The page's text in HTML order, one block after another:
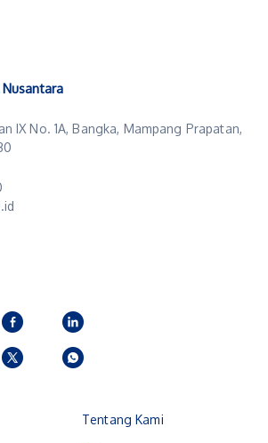
IX No. 1A, Bangka, Mampang Prapatan,
Tentang Kami